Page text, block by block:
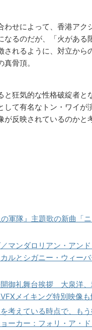
せによって、香港アク
なるのだが、「火がある
されるように、対立から
骨頂。
狂気的な性格破綻者と
して有名なトン・ワイが
が反映されているのかと
軍隊』主題歌の新曲「ニ
／マンダロリアン・アン
ルとシガニー・ウィーバ
御礼舞台挨拶 大泉洋、
メイキング特別映像も
を考えている時点で、も
ーカー：フォリ・ア・